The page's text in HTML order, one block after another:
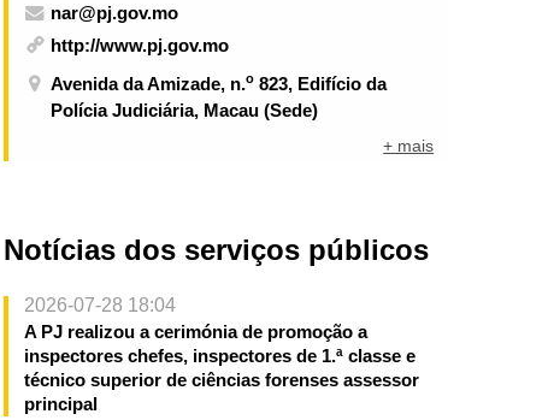
nar@pj.gov.mo
http://www.pj.gov.mo
Avenida da Amizade, n.o 823, Edifício da
Polícia Judiciária, Macau (Sede)
+ mais
Notícias dos serviços públicos
2026-07-28 18:04
A PJ realizou a cerimónia de promoção a
inspectores chefes, inspectores de 1.ª classe e
técnico superior de ciências forenses assessor
principal